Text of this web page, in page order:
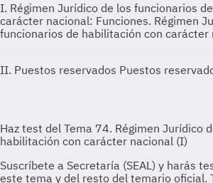
I. Régimen Jurídico de los funcionarios
carácter nacional: Funciones. Régimen
funcionarios de habilitación con carácter
II. Puestos reservados Puestos